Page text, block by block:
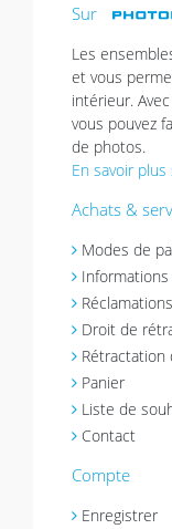
Sur
Les
et vous
intérieur.
vous pouvez
de photos.
En savoir
Achats &
Modes de
Droit de
Rétractation
Panier
Liste de
Contact
Compte
Enregistrer